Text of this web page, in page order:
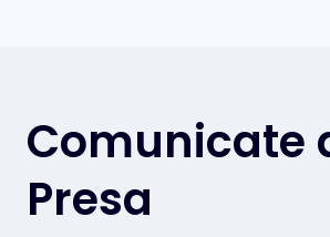
Comunicate
Presa